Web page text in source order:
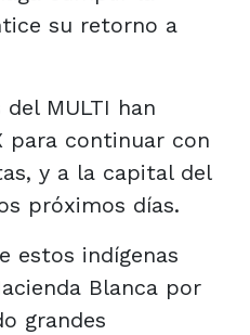
su retorno a
MULTI han
para continuar con
y a la capital del
próximos días.
estos indígenas
Blanca por
grandes